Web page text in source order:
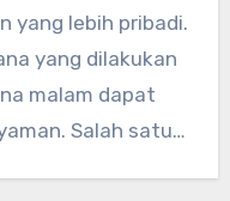
yang lebih pribadi.
yang dilakukan
malam dapat
Salah satu